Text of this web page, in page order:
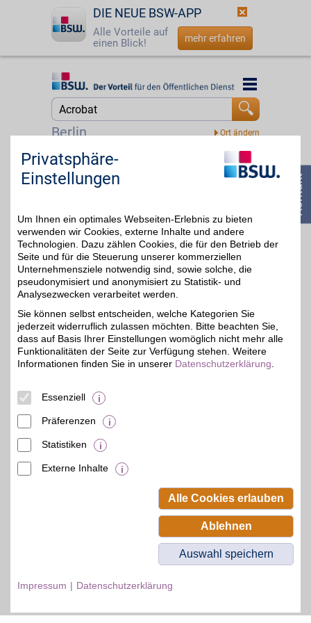
DIE NEUE BSW-APP
Alle Vorteile auf
einen Blick!
mehr erfahren
Startseite
☎ 0800 - 279 25 82
Berlin
Startseite
Softperten
Software zum digitalen
Betriebssysteme, Office-
Software, Server und
Antiviren-Programm
kaufen und BSW-Vorteil
nutzen!
Zum Partnerprofil
© BSW Verbraucher-Service
Privatsphäre-
Einstellungen
Um Ihnen ein optimales Webseiten-Erlebnis zu bieten
verwenden wir Cookies, externe Inhalte und andere
Technologien. Dazu zählen Cookies, die für den Betrieb der
Seite und für die Steuerung unserer kommerziellen
Unternehmensziele notwendig sind, sowie solche, die
pseudonymisiert und anonymisiert zu Statistik- und
Analysezwecken verarbeitet werden.
Sie können selbst entscheiden, welche Kategorien Sie
jederzeit widerruflich zulassen möchten. Bitte beachten Sie,
dass auf Basis Ihrer Einstellungen womöglich nicht mehr alle
Funktionalitäten der Seite zur Verfügung stehen. Weitere
Informationen finden Sie in unserer Datenschutzerklärung
Essenziell
Präferenzen
Statistiken
Externe Inhalte
Alle Cookies erlauben
Ablehnen
Auswahl speichern
Impressum Datenschutzerklärung